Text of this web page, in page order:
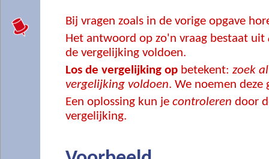
Bij vragen zoals in de vorige opgave
Het antwoord op zo'n vraag bestaat uit
de vergelijking voldoen.
Los de vergelijking op betekent: zoek
vergelijking voldoen. We noemen
Een oplossing kun je controleren door
vergelijking.